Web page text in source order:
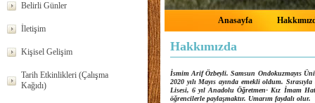
Belirli Günler
İletişim
Kişisel Gelişim
Tarih Etkinlikleri (Çalışma
Kağıdı)
Anasayfa
Hakkımızda
İsmim Arif Özbeyli. Samsun Ondokuzmayıs
2020 yılı Mayıs ayında emekli oldum.
Lisesi, 6 yıl Anadolu Öğretmen- Kız İmam
öğrencilerle paylaşmaktır. Umarım faydalı olur.